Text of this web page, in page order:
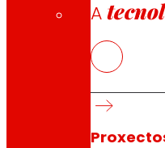
A